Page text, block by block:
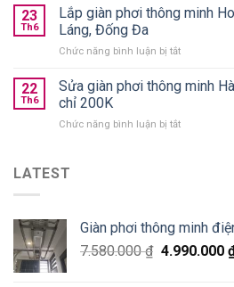
từ
nên
nào
giàn
Xuân
West
số
23
Th6
Lắp giàn phơi thông minh
Láng, Đống Đa
Chức năng bình luận bị tắtở
giàn
phơi
minh
Đống
Đa
22
Th6
Sửa giàn phơi thông minh
chỉ 200K
Chức năng bình luận bị tắtở
Đông
–
Siêu
LATEST
Giàn phơi thông minh
7.580.000₫ 4.990.000